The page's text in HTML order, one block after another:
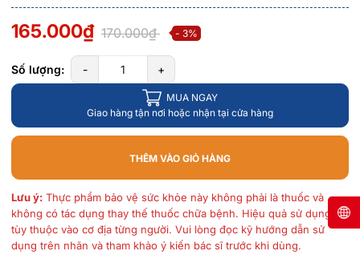
165.000₫ 170.000₫ - 3%
Số lượng: - +
MUA NGAY
Giao hàng tận nơi hoặc nhận tại cửa hàng
THÊM VÀO GIỎ HÀNG
Lưu ý: Thực phẩm bảo vệ sức khỏe này không phải là thuốc và
không có tác dụng thay thế thuốc chữa bệnh. Hiệu quả sử dụng
tùy thuộc vào cơ địa từng người. Vui lòng đọc kỹ hướng dẫn sử
dụng trên nhãn và tham khảo ý kiến bác sĩ trước khi dùng.